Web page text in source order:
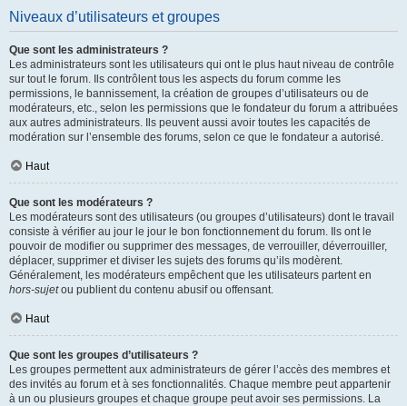
Niveaux d’utilisateurs et groupes
Que sont les administrateurs ?
Les administrateurs sont les utilisateurs qui ont le plus haut niveau de contrôle
sur tout le forum. Ils contrôlent tous les aspects du forum comme les
permissions, le bannissement, la création de groupes d’utilisateurs ou de
modérateurs, etc., selon les permissions que le fondateur du forum a attribuées
aux autres administrateurs. Ils peuvent aussi avoir toutes les capacités de
modération sur l’ensemble des forums, selon ce que le fondateur a autorisé.
Haut
Que sont les modérateurs ?
Les modérateurs sont des utilisateurs (ou groupes d’utilisateurs) dont le travail
consiste à vérifier au jour le jour le bon fonctionnement du forum. Ils ont le
pouvoir de modifier ou supprimer des messages, de verrouiller, déverrouiller,
déplacer, supprimer et diviser les sujets des forums qu’ils modèrent.
Généralement, les modérateurs empêchent que les utilisateurs partent en
hors-sujetou publient du contenu abusif ou offensant.
Haut
Que sont les groupes d’utilisateurs ?
Les groupes permettent aux administrateurs de gérer l’accès des membres et
des invités au forum et à ses fonctionnalités. Chaque membre peut appartenir
à un ou plusieurs groupes et chaque groupe peut avoir ses permissions. La